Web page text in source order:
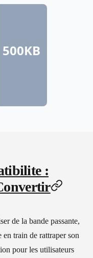
:
de la bande passante,
train de rattraper son
pour les utilisateurs